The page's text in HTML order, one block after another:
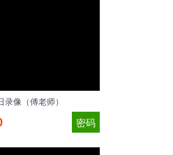
录像（傅老师）
密码